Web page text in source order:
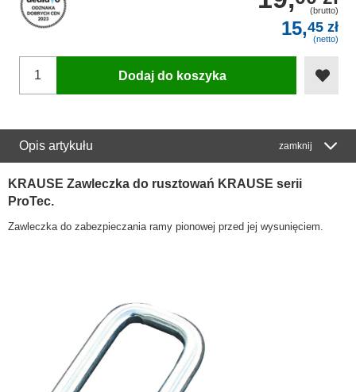
(brutto)
15,45 zł
(netto)
Dodaj do koszyka
Opis artykułu zamknij
KRAUSE Zawleczka do rusztowań KRAUSE serii
ProTec.
Zawleczka do zabezpieczania ramy pionowej przed jej wysunięciem.